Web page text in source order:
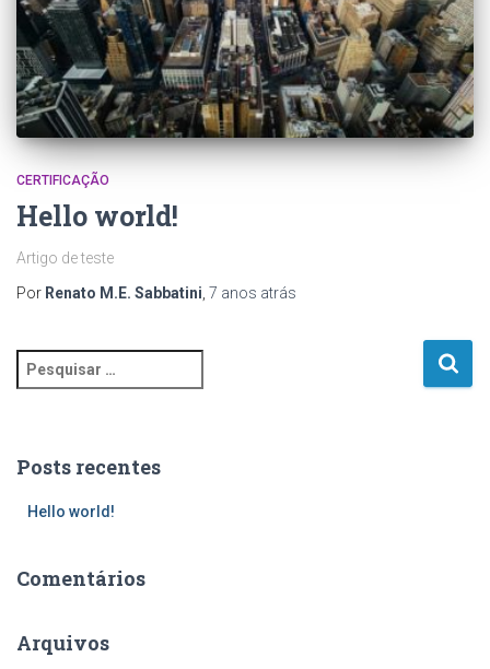
CERTIFICAÇÃO
Hello world!
Artigo de teste
Por Renato M.E. Sabbatini 7 anos atrás
e
u
p
:
Posts recentes
Hello world!
Comentários
Arquivos